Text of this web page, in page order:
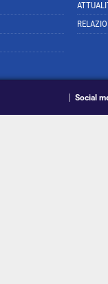
Social